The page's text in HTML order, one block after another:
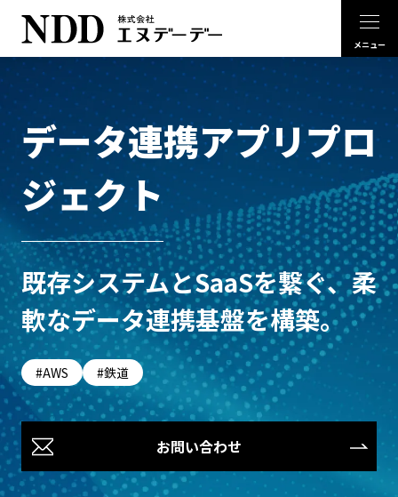
データ連携アプリプロ
ジェクト
既存システムとSaaSを繋ぐ、柔
軟なデータ連携基盤を構築。
AWS 鉄道
お問い合わせ